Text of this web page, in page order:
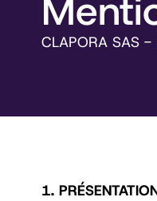
CLAPORA SAS
1.